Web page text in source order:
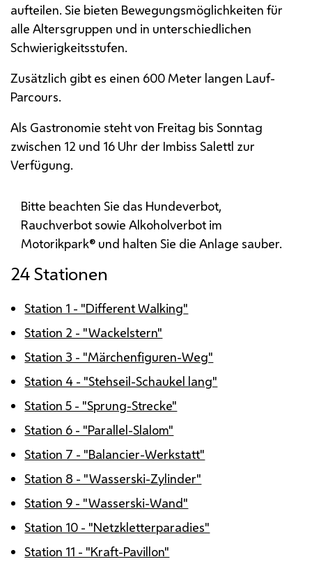
aufteilen. Sie bieten Bewegungsmöglichkeiten für
alle Altersgruppen und in unterschiedlichen
Schwierigkeitsstufen.
Zusätzlich gibt es einen 600 Meter langen Lauf-
Parcours.
Als Gastronomie steht von Freitag bis Sonntag
zwischen 12 und 16 Uhr der Imbiss Salettl zur
Verfügung.
Bitte beachten Sie das Hundeverbot,
Rauchverbot sowie Alkoholverbot im
Motorikpark® und halten Sie die Anlage sauber.
24 Stationen
Station 1 - "Different Walking"
Station 2 - "Wackelstern"
Station 3 - "Märchenfiguren-Weg"
Station 4 - "Stehseil-Schaukel lang"
Station 5 - "Sprung-Strecke"
Station 6 - "Parallel-Slalom"
Station 7 - "Balancier-Werkstatt"
Station 8 - "Wasserski-Zylinder"
Station 9 - "Wasserski-Wand"
Station 10 - "Netzkletterparadies"
Station 11 - "Kraft-Pavillon"